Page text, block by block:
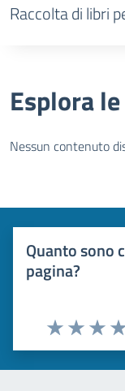
Raccolta di libri
Esplora
Nessun contenuto
Quanto sono
pagina?
Valuta 2
Valuta 1